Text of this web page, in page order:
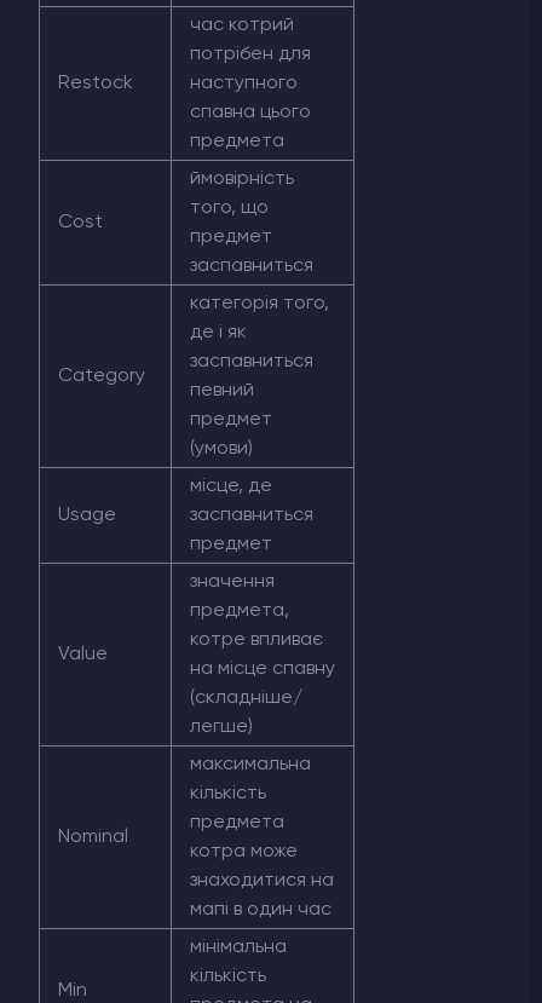
Restock
час котрий
потрібен для
наступного
спавна цього
предмета
Cost
ймовірність
того, що
предмет
заспавниться
Category
категорія того,
де і як
заспавниться
певний
предмет
(умови)
Usage
місце, де
заспавниться
предмет
Value
значення
предмета,
котре впливає
на місце спавну
(складніше/
легше)
Nominal
максимальна
кількість
предмета
котра може
знаходитися на
мапі в один час
Min
мінімальна
кількість